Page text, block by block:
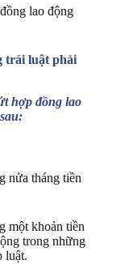
lao động
trái luật phải
hợp đồng lao
nửa tháng tiền
một khoản tiền
trong những
luật.